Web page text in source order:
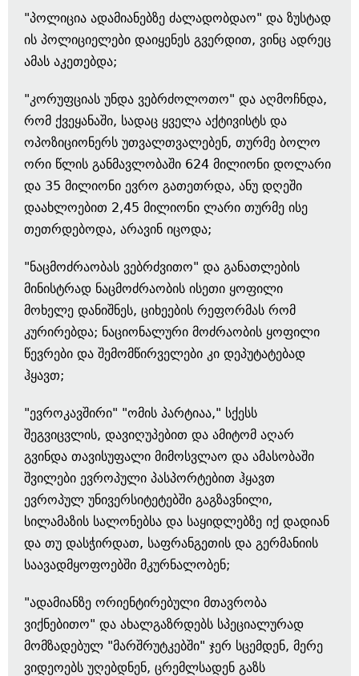
"პოლიცია ადამიანებზე ძალადობდაო" და ზუსტად
ის პოლიციელები დაიყენეს გვერდით, ვინც ადრეც
ამას აკეთებდა;
"კორუფციას უნდა ვებრძოლოთო" და აღმოჩნდა,
რომ ქვეყანაში, სადაც ყველა აქტივისტს და
ოპოზიციონერს უთვალთვალებენ, თურმე ბოლო
ორი წლის განმავლობაში 624 მილიონი დოლარი
და 35 მილიონი ევრო გათეთრდა, ანუ დღეში
დაახლოებით 2,45 მილიონი ლარი თურმე ისე
თეთრდებოდა, არავინ იცოდა;
"ნაცმოძრაობას ვებრძვითო" და განათლების
მინისტრად ნაცმოძრაობის ისეთი ყოფილი
მოხელე დანიშნეს, ციხეების რეფორმას რომ
კურირებდა; ნაციონალური მოძრაობის ყოფილი
წევრები და შემომწირველები კი დეპუტატებად
ჰყავთ;
"ევროკავშირი" "ომის პარტიაა," სქესს
შეგვიცვლის, დავიღუპებით და ამიტომ აღარ
გვინდა თავისუფალი მიმოსვლაო და ამასობაში
შვილები ევროპული პასპორტებით ჰყავთ
ევროპულ უნივერსიტეტებში გაგზავნილი,
სილამაზის სალონებსა და საყიდლებზე იქ დადიან
და თუ დასჭირდათ, საფრანგეთის და გერმანიის
საავადმყოფოებში მკურნალობენ;
"ადამიანზე ორიენტირებული მთავრობა
ვიქნებითო" და ახალგაზრდებს სპეციალურად
მომზადებულ "მარშრუტკებში" ჯერ სცემდენ, მერე
ვიდეოებს უღებდნენ, ცრემლსადენ გაზს